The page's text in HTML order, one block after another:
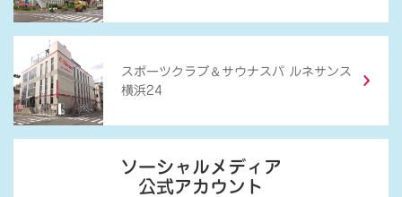
スポーツクラブ ＆ サウナスパ ルネサンス
横浜24
ソーシャルメディア
公式アカウント